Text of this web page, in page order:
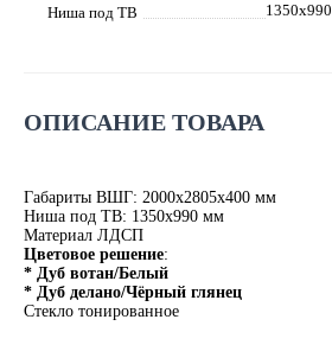
Ниша под ТВ
1350х990
ОПИСАНИЕ ТОВАРА
Габариты ВШГ: 2000х2805х400 мм
Ниша под ТВ: 1350х990 мм
Материал ЛДСП
Цветовое решение:
* Дуб вотан/Белый
* Дуб делано/Чёрный глянец
Стекло тонированное